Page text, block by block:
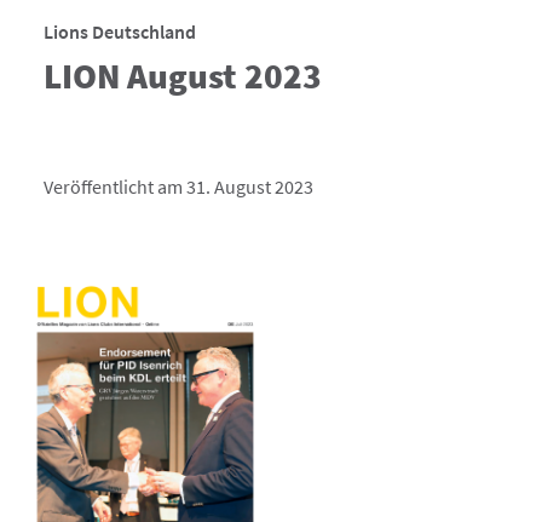
Lions Deutschland
LION August 2023
Veröffentlicht am 31. August 2023